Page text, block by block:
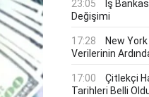
23:05
İş
Değişimi
17:28
New
Verilerinin
17:00
Çitlekçi
Tarihleri Belli